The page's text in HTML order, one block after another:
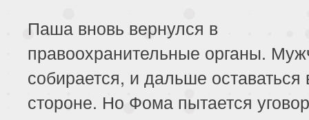
Паша вновь вернулся в
правоохранительные органы.
собирается, и дальше оставаться
стороне. Но Фома пытается